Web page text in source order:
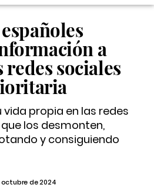
a
redes sociales
vida propia en las redes
los desmonten,
y consiguiendo
octubre de 2024